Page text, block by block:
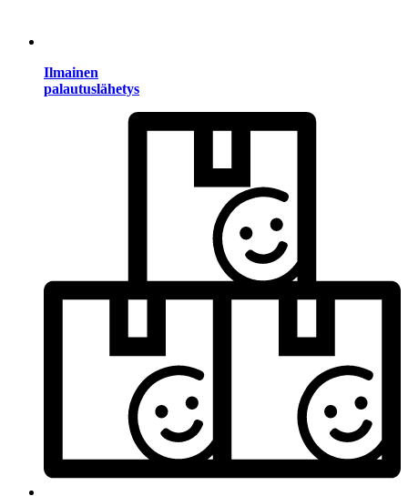
Ilmainen
palautuslähetys